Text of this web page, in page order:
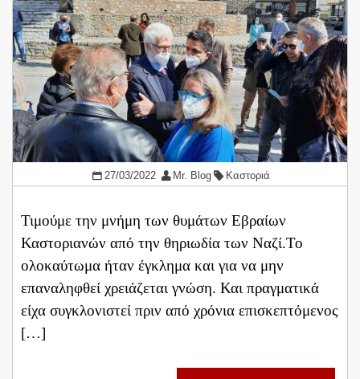
27/03/2022 Mr. Blog Καστοριά
Τιμούμε την μνήμη των θυμάτων Εβραίων
Καστοριανών από την θηριωδία των Ναζί.Το
ολοκαύτωμα ήταν έγκλημα και για να μην
επαναληφθεί χρειάζεται γνώση. Και πραγματικά
είχα συγκλονιστεί πριν από χρόνια επισκεπτόμενος
[…]